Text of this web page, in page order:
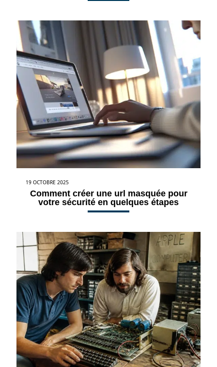
19 OCTOBRE 2025
Comment créer une url masquée pour
votre sécurité en quelques étapes